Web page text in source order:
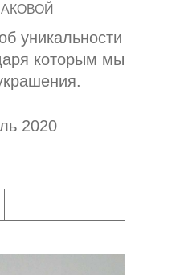
уникальности
которым мы
2020